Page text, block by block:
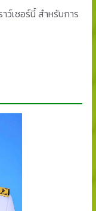
ว์เซอร์นี้ สำหรับการ